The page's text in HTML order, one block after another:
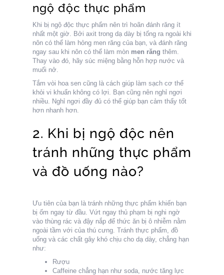
ngộ độc thực phẩm
Khi bị ngộ độc thực phẩm nên trì hoãn đánh răng ít
nhất một giờ. Bởi axit trong dạ dày bị tống ra ngoài khi
nôn có thể làm hỏng men răng của bạn, và đánh răng
ngay sau khi nôn có thể làm mòn men răng thêm.
Thay vào đó, hãy súc miệng bằng hỗn hợp nước và
muối nở.
Tắm vòi hoa sen cũng là cách giúp làm sạch cơ thể
khỏi vi khuẩn không có lợi. Bạn cũng nên nghỉ ngơi
nhiều. Nghỉ ngơi đầy đủ có thể giúp bạn cảm thấy tốt
hơn nhanh hơn.
2. Khi bị ngộ độc nên
tránh những thực phẩm
và đồ uống nào?
Ưu tiên của bạn là tránh những thực phẩm khiến bạn
bị ốm ngay từ đầu. Vứt ngay thủ phạm bị nghi ngờ
vào thùng rác và đậy nắp để thức ăn bị ô nhiễm nằm
ngoài tầm với của thú cưng. Tránh thực phẩm, đồ
uống và các chất gây khó chịu cho dạ dày, chẳng hạn
như:
Rượu
Caffeine chẳng hạn như soda, nước tăng lực